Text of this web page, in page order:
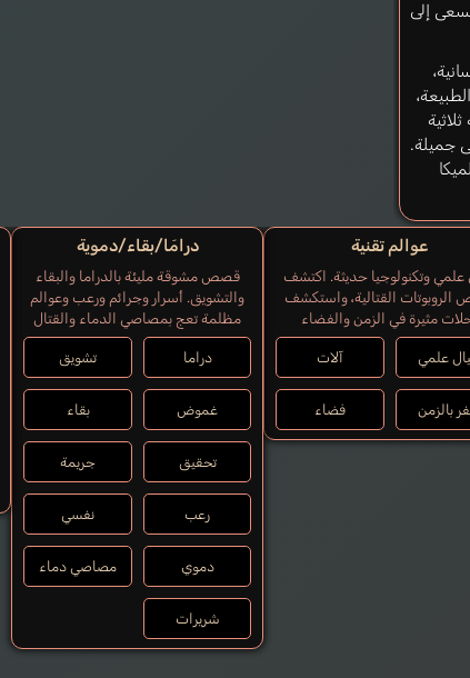
إلى
جميلة.
عوالم تقنية
علمي وتكنولوجيا حديثة. اكتشف
القتالية، واستكشف
مثيرة في الزمن والفضاء
علمي آلات
بالزمن فضاء
درامَا/بقاء/دموية
قصص مشوقة مليئة بالدراما والبقاء
والتشويق. أسرار وجرائم ورعب وعوالم
مظلمة تعج بمصاصي الدماء والقتال
دراما تشويق
غموض بقاء
تحقيق جريمة
رعب نفسي
دموي مصاصي دماء
شريرات